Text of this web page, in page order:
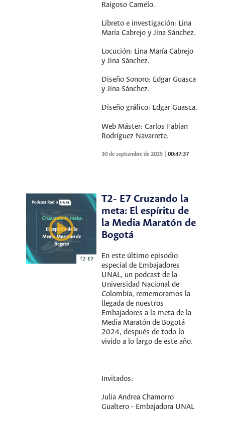
Raigoso Camelo.
Libreto e investigación: Lina
María Cabrejo y Jina Sánchez.
Locución: Lina María Cabrejo
y Jina Sánchez.
Diseño Sonoro: Edgar Guasca
y Jina Sánchez.
Diseño gráfico: Edgar Guasca.
Web Máster: Carlos Fabian
Rodríguez Navarrete.
30 de septiembre de 2025 |00:47:37
T2- E7 Cruzando la
meta: El espíritu de
la Media Maratón de
Bogotá
En este último episodio
especial de Embajadores
UNAL, un podcast de la
Universidad Nacional de
Colombia, rememoramos la
llegada de nuestros
Embajadores a la meta de la
Media Maratón de Bogotá
2024, después de todo lo
vivido a lo largo de este año.
Invitados:
Julia Andrea Chamorro
Gualtero - Embajadora UNAL